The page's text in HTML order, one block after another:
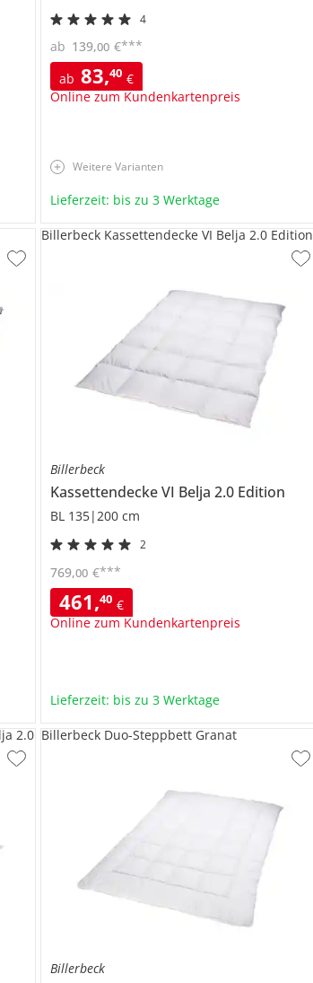
4
ab 83,40 €
Online zum Kundenkartenpreis
ab 139,00 €***
Weitere Varianten
Lieferzeit: bis zu 3 Werktage
Billerbeck
Kassettendecke VI Belja 2.0 Edition
BL 135|200 cm
2
461,40 €
Online zum Kundenkartenpreis
769,00 €***
Billerbeck Kassettendecke VI Belja 2.0 Edition
Lieferzeit: bis zu 3 Werktage
2.0
Billerbeck
Billerbeck Duo-Steppbett Granat